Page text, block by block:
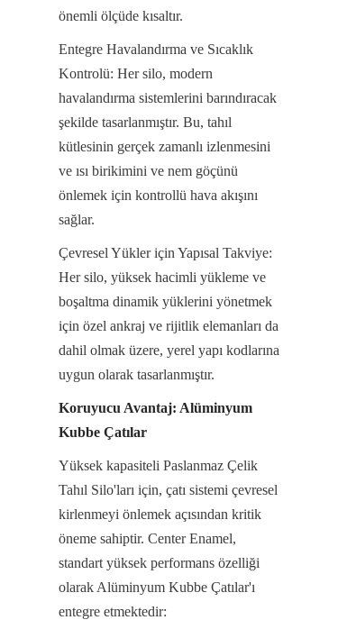
önemli ölçüde kısaltır.
Entegre Havalandırma ve Sıcaklık
Kontrolü: Her silo, modern
havalandırma sistemlerini barındıracak
şekilde tasarlanmıştır. Bu, tahıl
kütlesinin gerçek zamanlı izlenmesini
ve ısı birikimini ve nem göçünü
önlemek için kontrollü hava akışını
sağlar.
Çevresel Yükler için Yapısal Takviye:
Her silo, yüksek hacimli yükleme ve
boşaltma dinamik yüklerini yönetmek
için özel ankraj ve rijitlik elemanları da
dahil olmak üzere, yerel yapı kodlarına
uygun olarak tasarlanmıştır.
Koruyucu Avantaj: Alüminyum
Kubbe Çatılar
Yüksek kapasiteli Paslanmaz Çelik
Tahıl Silo'ları için, çatı sistemi çevresel
kirlenmeyi önlemek açısından kritik
öneme sahiptir. Center Enamel,
standart yüksek performans özelliği
olarak Alüminyum Kubbe Çatılar'ı
entegre etmektedir: